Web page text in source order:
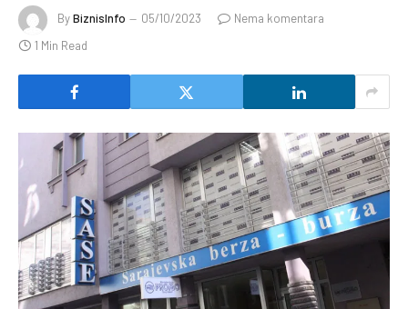
ByBiznisInfo 05/10/2023
Nema komentara
1 Min Read